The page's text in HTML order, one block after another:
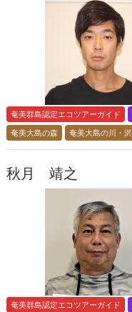
奄美群島認定エコツアーガイド
奄美大島の森 奄美大島の川・
秋月 靖之
奄美群島認定エコツアーガイド